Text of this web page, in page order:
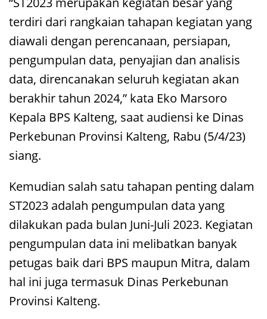
terdiri dari rangkaian tahapan kegiatan yang
diawali dengan perencanaan, persiapan,
pengumpulan data, penyajian dan analisis
data, direncanakan seluruh kegiatan akan
berakhir tahun 2024,” kata Eko Marsoro
Kepala BPS Kalteng, saat audiensi ke Dinas
Perkebunan Provinsi Kalteng, Rabu (5/4/23)
siang.
Kemudian salah satu tahapan penting dalam
ST2023 adalah pengumpulan data yang
dilakukan pada bulan Juni-Juli 2023. Kegiatan
pengumpulan data ini melibatkan banyak
petugas baik dari BPS maupun Mitra, dalam
hal ini juga termasuk Dinas Perkebunan
Provinsi Kalteng.